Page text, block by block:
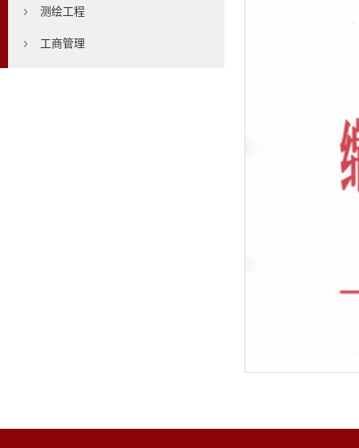
测绘工程
工商管理